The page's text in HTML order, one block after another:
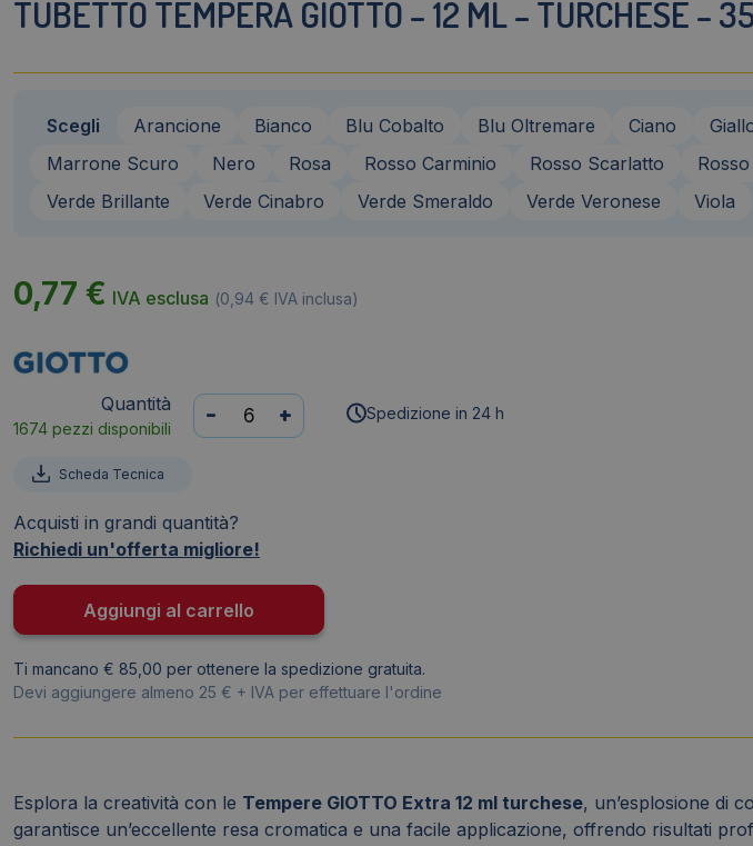
TUBETTO TEMPERA GIOTTO – 12 ML – TURCHESE –
Scegli Arancione Bianco Blu Cobalto Blu Oltremare Ciano
Marrone Scuro
Nero Rosa Rosso Carminio Rosso Scarlatto
Verde Brillante
Verde Cinabro Verde Smeraldo Verde Veronese Viola
0,77 € IVA esclusa (0,94 € IVA inclusa)
Quantità
1674 pezzi disponibili
Tubetto
tempera
12
ml
-
turchese
-
3520
18
quantità
- + Spedizione in 24 h
Scheda Tecnica
Acquisti in grandi quantità?
Richiedi un'offerta migliore!
Aggiungi al carrello
Ti mancano € 85,00 per ottenere la spedizione gratuita.
Devi aggiungere almeno 25 € + IVA per effettuare l'ordine
Esplora la creatività con le Tempere GIOTTO Extra 12 ml turchese, un’esplosione di
garantisce un’eccellente resa cromatica e una facile applicazione, offrendo risultati